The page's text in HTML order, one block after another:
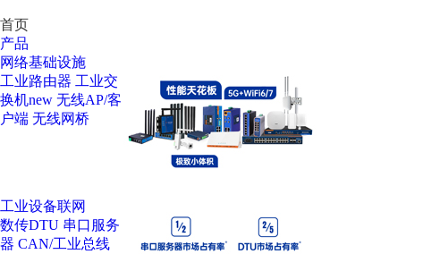
首页
产品
网络基础设施
工业路由器 工业交
换机new 无线AP/客
户端 无线网桥
工业设备联网
数传DTU 串口服务
器 CAN/工业总线